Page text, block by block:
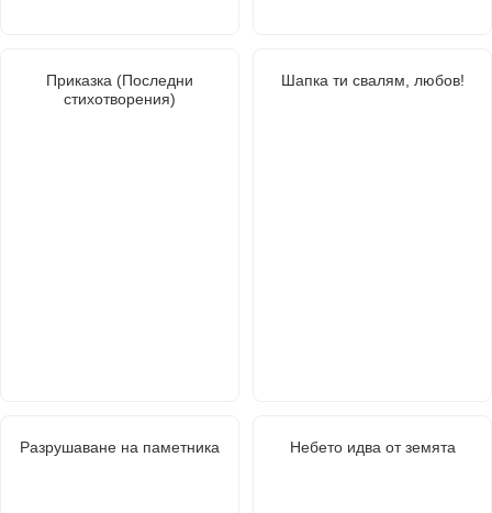
Приказка (Последни
стихотворения)
Шапка ти свалям, любов!
Разрушаване на паметника Небето идва от земята